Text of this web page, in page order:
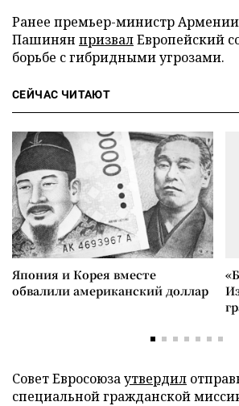
Ранее премьер-министр
Пашинян призвалЕвропейский
борьбе с гибридными угрозами.
СЕЙЧАС ЧИТАЮТ
Япония и Корея вместе
обвалили американский доллар
Совет Евросоюзаутвердил
специальной гражданской